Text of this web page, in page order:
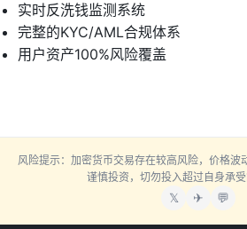
实时反洗钱监测系统
完整的KYC/AML合规体系
用户资产100%风险覆盖
风险提示：加密货币交易存在较高风险，价格波
谨慎投资，切勿投入超过自身承受
𝕏 ✈ 💬